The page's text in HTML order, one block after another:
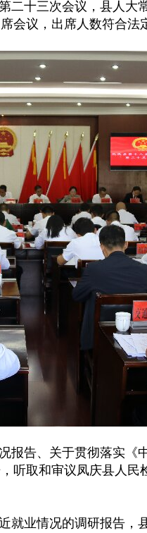
二十三次会议，县人大
会议，出席人数符合法
报告、关于贯彻落实《
听取和审议凤庆县人
就业情况的调研报告，